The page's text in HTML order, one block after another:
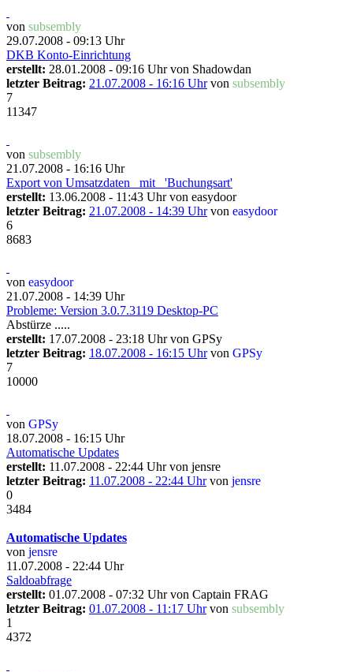
von subsembly
29.07.2008 - 09:13 Uhr
DKB Konto-Einrichtung
erstellt: 28.01.2008 - 09:16 Uhr von Shadowdan
letzter Beitrag: 21.07.2008 - 16:16 Uhrvon subsembly
7
11347
von subsembly
21.07.2008 - 16:16 Uhr
Export von Umsatzdaten _mit_ 'Buchungsart'
erstellt: 13.06.2008 - 11:43 Uhr von easydoor
letzter Beitrag: 21.07.2008 - 14:39 Uhrvon easydoor
6
8683
von easydoor
21.07.2008 - 14:39 Uhr
Probleme: Version 3.0.7.3119 Desktop-PC
Abstürze .....
erstellt: 17.07.2008 - 23:18 Uhr von GPSy
letzter Beitrag: 18.07.2008 - 16:15 Uhrvon GPSy
7
10000
von GPSy
18.07.2008 - 16:15 Uhr
Automatische Updates
erstellt: 11.07.2008 - 22:44 Uhr von jensre
letzter Beitrag: 11.07.2008 - 22:44 Uhrvon jensre
0
3484
Automatische Updates
von jensre
11.07.2008 - 22:44 Uhr
Saldoabfrage
erstellt: 01.07.2008 - 07:32 Uhr von Captain FRAG
letzter Beitrag: 01.07.2008 - 11:17 Uhrvon subsembly
1
4372